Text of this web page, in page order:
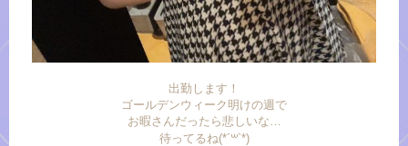
出勤します！
ゴールデンウィーク明けの週で
お暇さんだったら悲しいな…
待ってるね(*´꒳`*)